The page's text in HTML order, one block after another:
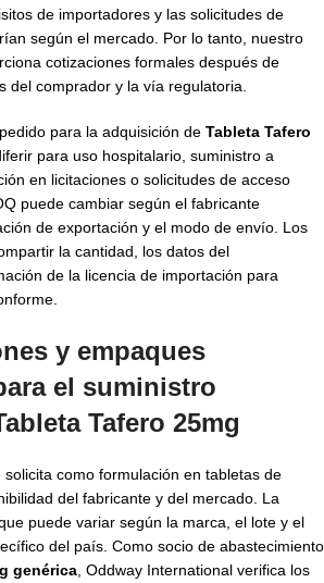
de importadores y las solicitudes de
según el mercado. Por lo tanto, nuestro
cotizaciones formales después de
del comprador y la vía regulatoria.
para la adquisición de Tableta Tafero
para uso hospitalario, suministro a
en licitaciones o solicitudes de acceso
puede cambiar según el fabricante
de exportación y el modo de envío. Los
la cantidad, los datos del
de la licencia de importación para
y empaques
el suministro
Tafero 25mg
como formulación en tabletas de
del fabricante y del mercado. La
puede variar según la marca, el lote y el
del país. Como socio de abastecimiento
genérica , Oddway International verifica los